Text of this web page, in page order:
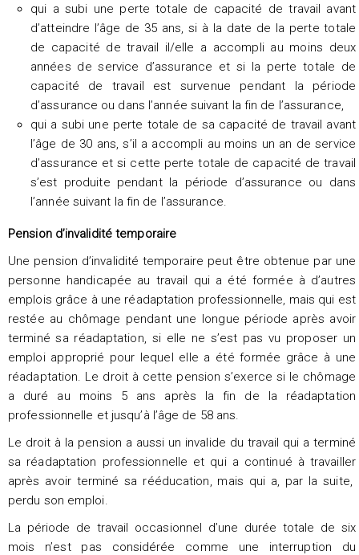
qui a subi une perte totale de capacité de travail avant
d’atteindre l’âge de 35 ans, si à la date de la perte totale
de capacité de travail il/elle a accompli au moins deux
années de service d’assurance et si la perte totale de
capacité de travail est survenue pendant la période
d’assurance ou dans l’année suivant la fin de l’assurance,
qui a subi une perte totale de sa capacité de travail avant
l’âge de 30 ans, s’il a accompli au moins un an de service
d’assurance et si cette perte totale de capacité de travail
s’est produite pendant la période d’assurance ou dans
l’année suivant la fin de l’assurance.
Pension d’invalidité temporaire
Une pension d’invalidité temporaire peut être obtenue par une
personne handicapée au travail qui a été formée à d’autres
emplois grâce à une réadaptation professionnelle, mais qui est
restée au chômage pendant une longue période après avoir
terminé sa réadaptation, si elle ne s’est pas vu proposer un
emploi approprié pour lequel elle a été formée grâce à une
réadaptation. Le droit à cette pension s’exerce si le chômage
a duré au moins 5 ans après la fin de la réadaptation
professionnelle et jusqu’à l’âge de 58 ans.
Le droit à la pension a aussi un invalide du travail qui a terminé
sa réadaptation professionnelle et qui a continué à travailler
après avoir terminé sa rééducation, mais qui a, par la suite,
perdu son emploi.
La période de travail occasionnel d’une durée totale de six
mois n’est pas considérée comme une interruption du